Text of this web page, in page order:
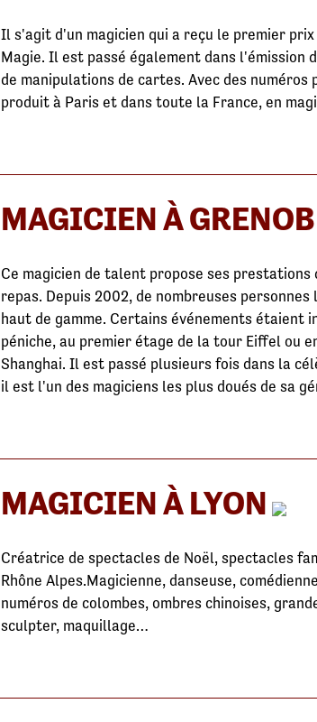
Il s'agit d'un magicien qui a reçu le premier
Magie. Il est passé également dans l'émission
de manipulations de cartes. Avec des
produit à Paris et dans toute la France, en
MAGICIEN À
Ce magicien de talent propose ses
repas. Depuis 2002, de nombreuses
haut de gamme. Certains événements
péniche, au premier étage de la tour Eiffel ou
Shanghai. Il est passé plusieurs fois dans la
il est l'un des magiciens les plus doués de sa
MAGICIEN À LYON
Créatrice de spectacles de Noël, spectacles
Rhône Alpes.Magicienne, danseuse,
numéros de colombes, ombres chinoises,
sculpter, maquillage…